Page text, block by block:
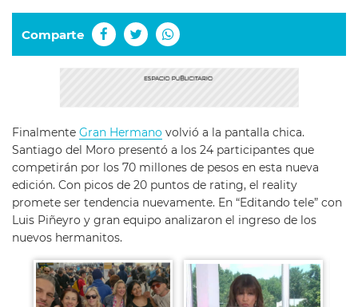
Comparte
Finalmente Gran Hermano volvió a la pantalla chica.
Santiago del Moro presentó a los 24 participantes que
competirán por los 70 millones de pesos en esta nueva
edición. Con picos de 20 puntos de rating, el reality
promete ser tendencia nuevamente. En “Editando tele” con
Luis Piñeyro y gran equipo analizaron el ingreso de los
nuevos hermanitos.